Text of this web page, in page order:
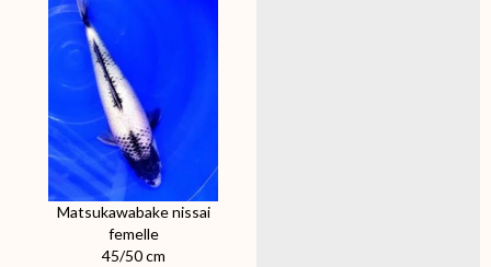
Matsukawabake nissai
femelle
45/50 cm